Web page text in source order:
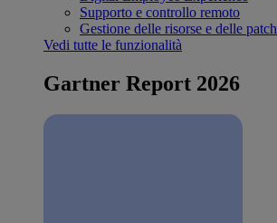
Supporto e controllo remoto
Gestione delle risorse e delle patch
Vedi tutte le funzionalità
Gartner Report 2026